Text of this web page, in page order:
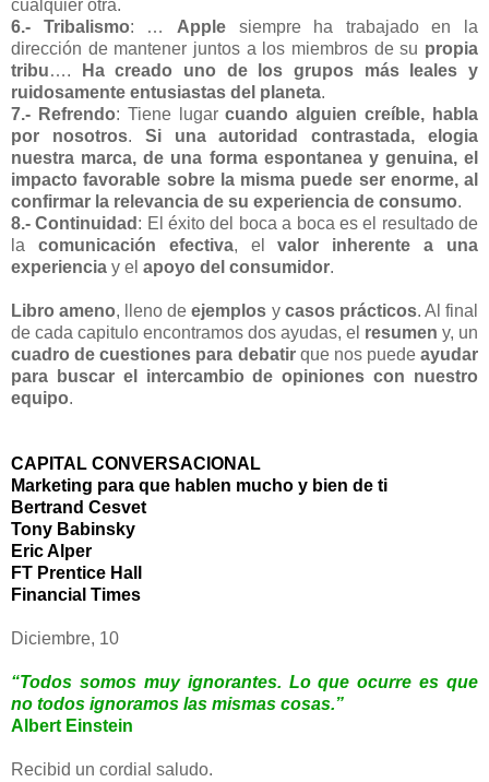
cualquier otra.
6.- Tribalismo: … Applesiempre ha trabajado en la
dirección de mantener juntos a los miembros de su propia
tribu….
Ha creado uno de los grupos más leales y
ruidosamente entusiastas del planeta.
7.- Refrendo: Tiene lugarcuando alguien creíble, habla
por nosotros. Si una autoridad contrastada, elogia
nuestra marca, de una forma espontanea y genuina, el
impacto favorable sobre la misma puede ser enorme, al
confirmar la relevancia de su experiencia de consumo.
8.- Continuidad : El éxito del boca a boca es el resultado de
la comunicación efectiva, elvalor inherente a una
experiencia y el apoyo del consumidor.
Libro ameno, lleno deejemplos y casos prácticos. Al final
de cada capitulo encontramos dos ayudas, el resumen y, un
cuadro de cuestiones para debatirque nos puede ayudar
para buscar el intercambio de opiniones con nuestro
equipo.
CAPITAL CONVERSACIONAL
Marketing para que hablen mucho y bien de ti
Bertrand Cesvet
Tony Babinsky
Eric Alper
FT Prentice Hall
Financial Times
Diciembre, 10
“Todos somos muy ignorantes. Lo que ocurre es que
no todos ignoramos las mismas cosas.”
Albert Einstein
Recibid un cordial saludo.